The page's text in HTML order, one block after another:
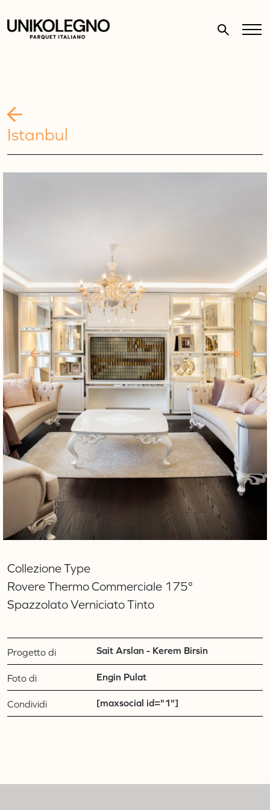
Istanbul
Collezione Type
Rovere Thermo Commerciale 175°
Spazzolato Verniciato Tinto
Progetto di Sait Arslan - Kerem Birsin
Foto di Engin Pulat
Condividi [maxsocial id="1"]